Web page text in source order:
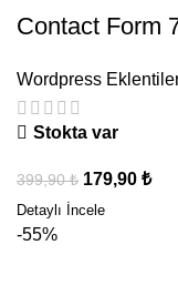
Contact Form
Wordpress
Stokta var
399,90₺ 179,90 ₺
-55%